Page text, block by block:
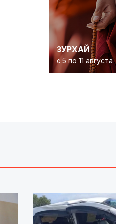
ЗУРХАЙ
с 5 по 11 августа